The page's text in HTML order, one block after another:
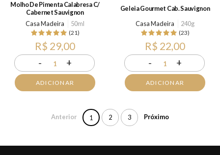
Molho De Pimenta Calabresa C/
Cabernet Sauvignon
Casa Madeira
50ml
(21)
R$ 29,00
- 1 +
ADICIONAR
Geleia Gourmet Cab. Sauvignon
Casa Madeira
240g
(23)
R$ 22,00
- 1 +
ADICIONAR
Anterior 1 2 3 Próximo